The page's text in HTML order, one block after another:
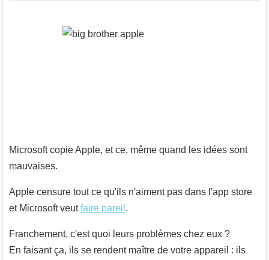
Microsoft copie Apple, et ce, même quand les idées sont
mauvaises.
Apple censure tout ce qu'ils n'aiment pas dans l'app store
et Microsoft veutfaire pareil .
Franchement, c'est quoi leurs problèmes chez eux ?
En faisant ça, ils se rendent maître de votre appareil : ils